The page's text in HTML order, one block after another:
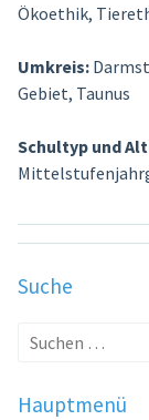
Ökoethik,
Umkreis:
Gebiet, Taunus
Schultyp und
Suche
Suche
Hauptmenü